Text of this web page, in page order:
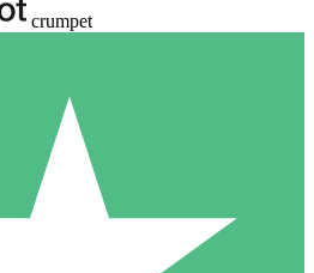
crumpet